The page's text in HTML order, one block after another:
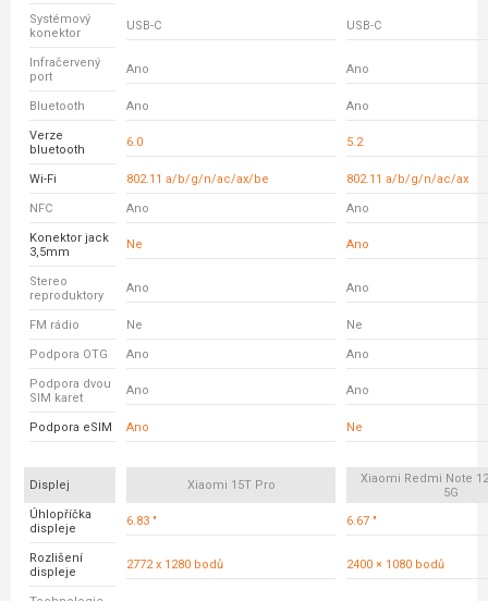
Systémový
konektor
USB-C USB-C
Infračervený
port
Ano Ano
Bluetooth Ano Ano
Verze
bluetooth
6.0 5.2
Wi-Fi 802.11 a/b/g/n/ac/ax/be 802.11 a/b/g/n/ac/ax
NFC Ano Ano
Konektor jack
3,5mm
Ne Ano
Stereo
reproduktory
Ano Ano
FM rádio Ne Ne
Podpora OTG Ano Ano
Podpora dvou
SIM karet
Ano Ano
Podpora eSIM Ano Ne
Displej Xiaomi 15T Pro
Xiaomi Redmi Note
5G
Úhlopříčka
displeje
6.83 " 6.67 "
Rozlišení
displeje
2772 x 1280 bodů 2400 × 1080 bodů